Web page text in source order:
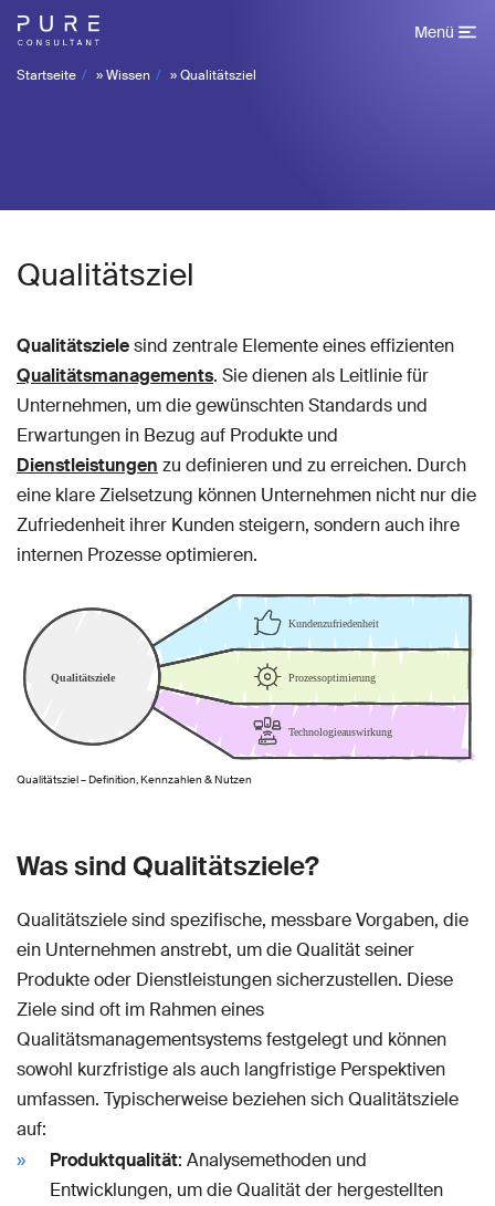
Menü
Startseite »Wissen »Qualitätsziel
Qualitätsziel
Qualitätszielesind zentrale Elemente eines effizienten
Qualitätsmanagements. Sie dienen als Leitlinie für
Unternehmen, um die gewünschten Standards und
Erwartungen in Bezug auf Produkte und
Dienstleistungen zu definieren und zu erreichen. Durch
eine klare Zielsetzung können Unternehmen nicht nur die
Zufriedenheit ihrer Kunden steigern, sondern auch ihre
internen Prozesse optimieren.
Qualitätsziel – Definition, Kennzahlen & Nutzen
Was sind Qualitätsziele?
Qualitätsziele sind spezifische, messbare Vorgaben, die
ein Unternehmen anstrebt, um die Qualität seiner
Produkte oder Dienstleistungen sicherzustellen. Diese
Ziele sind oft im Rahmen eines
Qualitätsmanagementsystems festgelegt und können
sowohl kurzfristige als auch langfristige Perspektiven
umfassen. Typischerweise beziehen sich Qualitätsziele
auf:
Produktqualität: Analysemethoden und
Entwicklungen, um die Qualität der hergestellten